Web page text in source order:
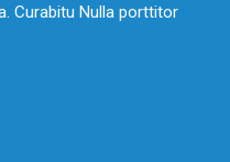
Curabitu Nulla porttitor